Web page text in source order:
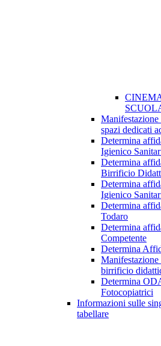
spazi dedicati
Determina
Igienico
Determina
Birrificio
Determina
Igienico
Determina
Todaro
Determina
Competente
Determina
Manifestazione
birrificio
Determina
Fotocopiatrici
Informazioni sulle
tabellare